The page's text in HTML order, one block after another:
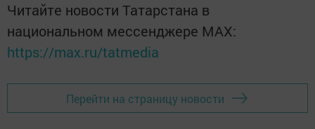
Читайте новости Татарстана в
национальном мессенджере MАХ:
https://max.ru/tatmedia
Перейти на страницу новости